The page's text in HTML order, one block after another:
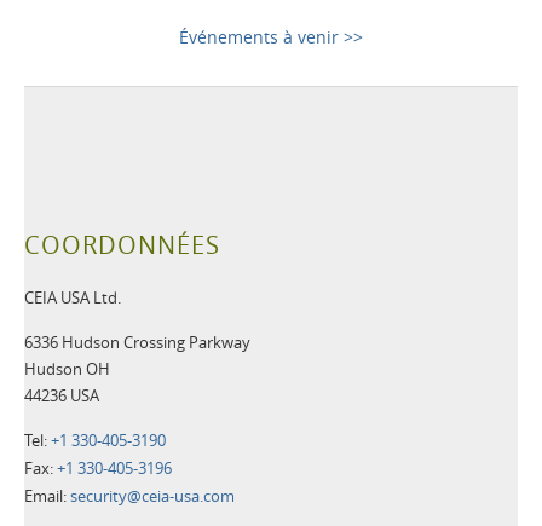
Événements à venir >>
COORDONNÉES
CEIA USA Ltd.
6336 Hudson Crossing Parkway
Hudson OH
44236 USA
Tel:+1 330-405-3190
Fax:+1 330-405-3196
Email:security@ceia-usa.com